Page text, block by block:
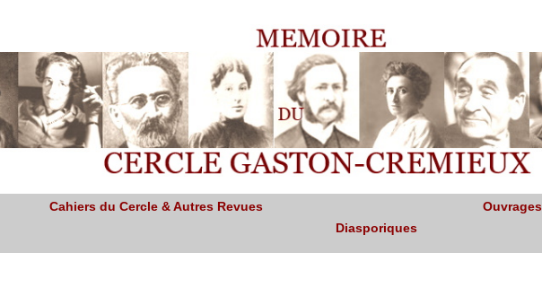
Cahiers du Cercle & Autres Revues
Ouvrages
Diasporiques